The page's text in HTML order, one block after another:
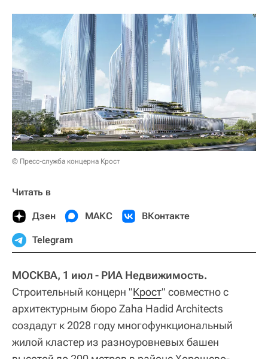
© Пресс-служба концерна Крост
Читать в
Дзен МАКС ВКонтакте
Telegram
МОСКВА, 1 июл - РИА Недвижимость.
Строительный концерн "Крост" совместно с
архитектурным бюро Zaha Hadid Architects
создадут к 2028 году многофункциональный
жилой кластер из разноуровневых башен